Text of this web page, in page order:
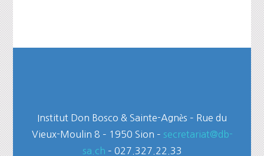
Institut Don Bosco & Sainte-Agnès – Rue du
Vieux-Moulin 8 – 1950 Sion – secretariat@db-
sa.ch – 027.327.22.33